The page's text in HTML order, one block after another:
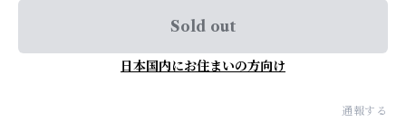
Sold out
日本国内にお住まいの方向け
通報する